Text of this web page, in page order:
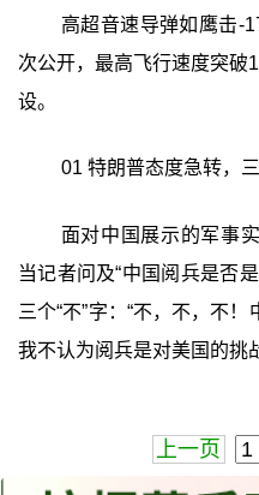
高超音速导弹如鹰击-
次公开，最高飞行速度突破
设。
01 特朗普态度急转，
面对中国展示的军事
当记者问及“中国阅兵是否
三个“不”字：“不，不，不
我不认为阅兵是对美国的挑
上一页